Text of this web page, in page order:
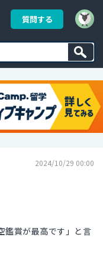
質問する
2024/10/29 00:00
鑑賞が最高です」と言